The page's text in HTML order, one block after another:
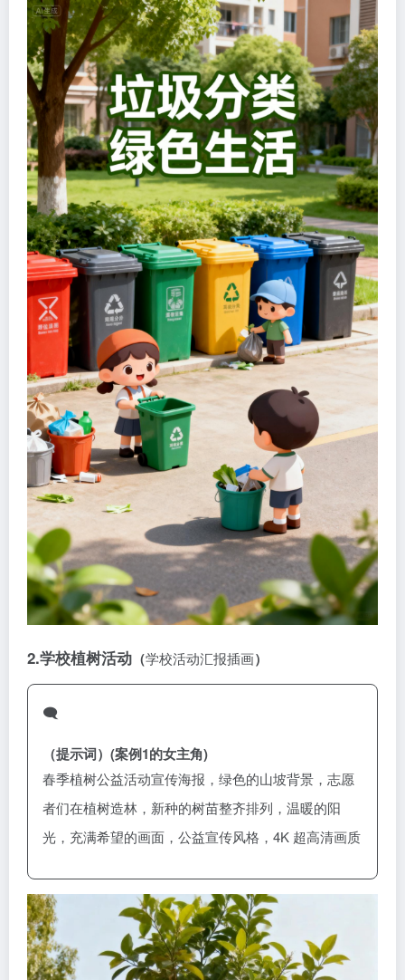
2.学校植树活动 （学校活动汇报插画）
🗨️
（提示词） (案例1的女主角)
春季植树公益活动宣传海报，绿色的山坡背景，志愿
者们在植树造林，新种的树苗整齐排列，温暖的阳
光，充满希望的画面，公益宣传风格，4K 超高清画质